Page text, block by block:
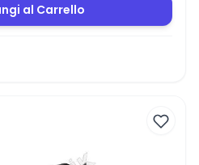
al Carrello